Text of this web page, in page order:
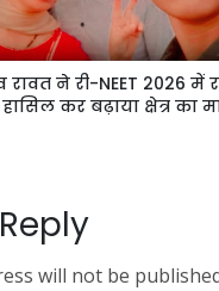
ने री-NEET 2026 में
कर बढ़ाया क्षेत्र का
will not be